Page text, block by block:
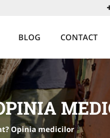
BLOG CONTACT
Opinia medicilor